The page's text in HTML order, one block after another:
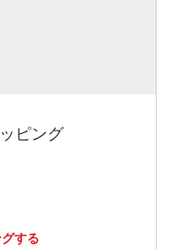
ピング
する